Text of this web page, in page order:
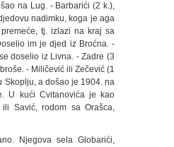
na Lug. - Barbarići (2 k.),
nadimku, koga je aga
tj. izlazi na kraj sa
im je djed iz Broćna. -
doselio iz Livna. - Zadre (3
- Miličević ili Zečević (1
Skoplju, a došao je 1904. na
U kući Cvitanovića je kao
Savić, rodom sa Orašca,
Njegova sela Globarići,